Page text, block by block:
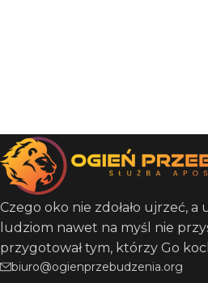
Czego oko nie zdołało ujrzeć, a
ludziom nawet na myśl nie
przygotował tym, którzy Go
biuro@ogienprzebudzenia.org